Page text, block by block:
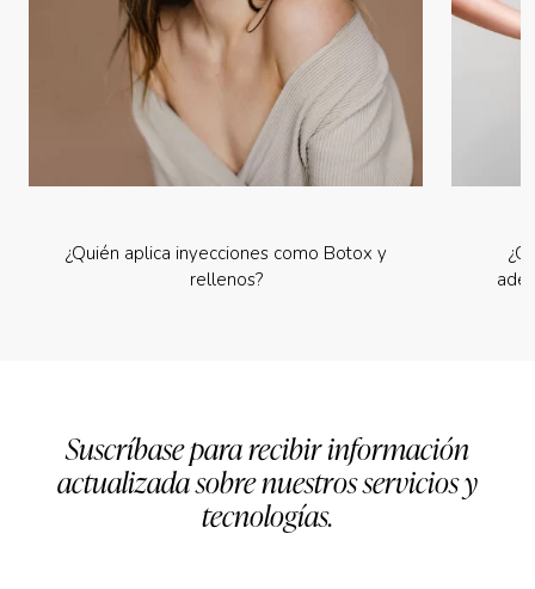
¿Quién aplica inyecciones como Botox y
rellenos?
Suscríbase para recibir información
actualizada sobre nuestros servicios y
tecnologías.